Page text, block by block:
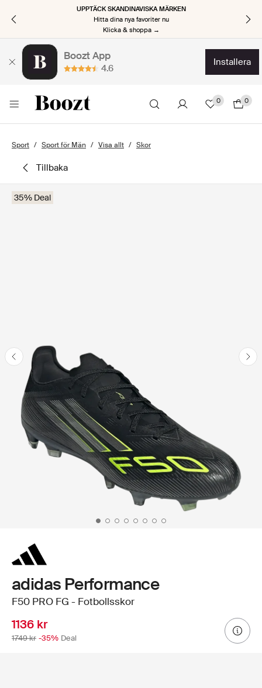
UPPTÄCK SKANDINAVISKA MÄRKEN
Hitta dina nya favoriter nu
Klicka & shoppa →
Boozt App
4.6
installera
0 0
Sport Sport för Män Visa allt Skor
tillbaka
35% Deal
adidas Performance
F50 PRO FG - Fotbollsskor
1136 kr
1749 kr -35% Deal